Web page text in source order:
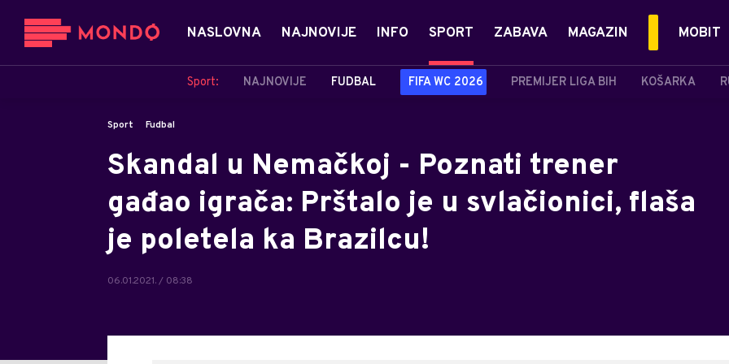
NASLOVNA NAJNOVIJE INFO SPORT
Sport: NAJNOVIJE FUDBAL FIFA WC 2026 PREMIJER LIGA BIH KOŠARKA
ZABAVA MAGAZIN MOBIT
Sport Fudbal
Skandal u Nemačkoj - Poznati trener
gađao igrača: Prštalo je u svlačionici, flaša
je poletela ka Brazilcu!
06.01.2021. / 08:38